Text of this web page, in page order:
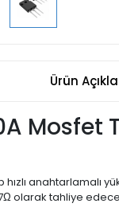
Ürün
Mosfet
anahtarlamalı
olarak tahliye